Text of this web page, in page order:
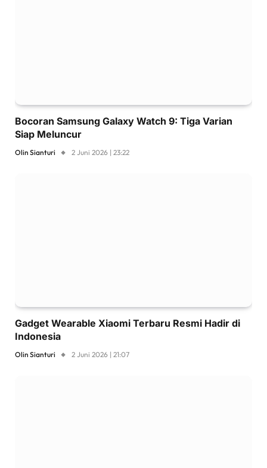
Bocoran Samsung Galaxy Watch 9: Tiga Varian
Siap Meluncur
Olin Sianturi 2 Juni 2026 | 23:22
Gadget Wearable Xiaomi Terbaru Resmi Hadir di
Indonesia
Olin Sianturi 2 Juni 2026 | 21:07